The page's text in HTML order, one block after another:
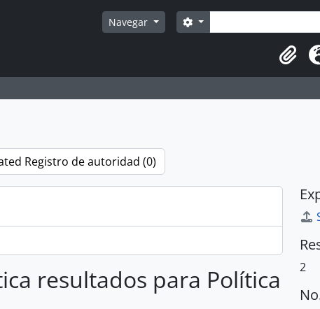
Navegar Búsqueda
Search options
Registro de autoridad (0)
resultados para Política
2